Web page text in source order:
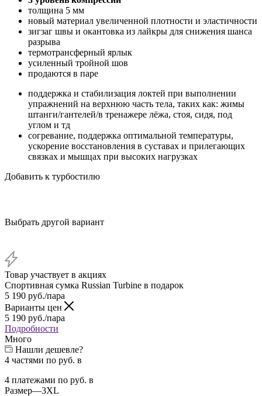
толщина 5 мм
новый материал увеличенной плотности и эластичности
зигзаг швы и окантовка из лайкры для снижения шанса
разрыва
термотрансферный ярлык
усиленный тройной шов
продаются в паре
поддержка и стабилизация локтей при выполнении
упражнений на верхнюю часть тела, таких как: жимы
штанги/гантелей/в тренажере лёжа, стоя, сидя, под
углом и тд
согревание, поддержка оптимальной температуры,
ускорение восстановления в суставах и прилегающих
связках и мышцах при высоких нагрузках
Добавить к турбостилю
Выбрать другой вариант
Товар участвует в акциях
Спортивная сумка Russian Turbine в подарок
5 190 руб./пара
Варианты цен
5 190 руб./пара
Подробности
Много
Нашли дешевле?
4 частями по руб. в
4 платежами по руб. в
Размер—3XL